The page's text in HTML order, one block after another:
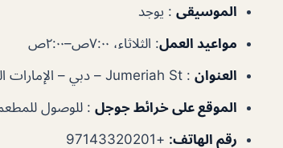
الموسيقى : يوجد
مواعيد العمل: الثلاثاء، ٧:٠٠ص–٢:٠٠ص
العنوان : Jumeriah St – دبي – الإمارات العربية المتحدة
الموقع على خرائط جوجل : للوصول
رقم الهاتف: +97143320201